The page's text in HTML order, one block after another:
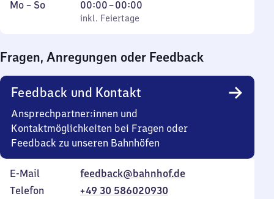
Montag
Mo – So,
inkl. Feiertage
00:00–00:00
Von
0
0
Uhr
inkl. Feiertage
Fragen, Anregungen oder Feedback
Feedback und Kontakt
Ansprechpartner:innen und
Kontaktmöglichkeiten bei Fragen oder
Feedback zu unseren Bahnhöfen
E-Mail
feedback@bahnhof.de
Telefon
+49 30 586020930